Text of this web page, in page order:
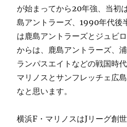
が始まってから20年強、当初
島アントラーズ、1990年代後
は鹿島アントラーズとジュビ
からは、鹿島アントラーズ、
ランパスエイトなどの戦国時
マリノスとサンフレッチェ広
なと思います。
横浜F・マリノスはJリーグ創